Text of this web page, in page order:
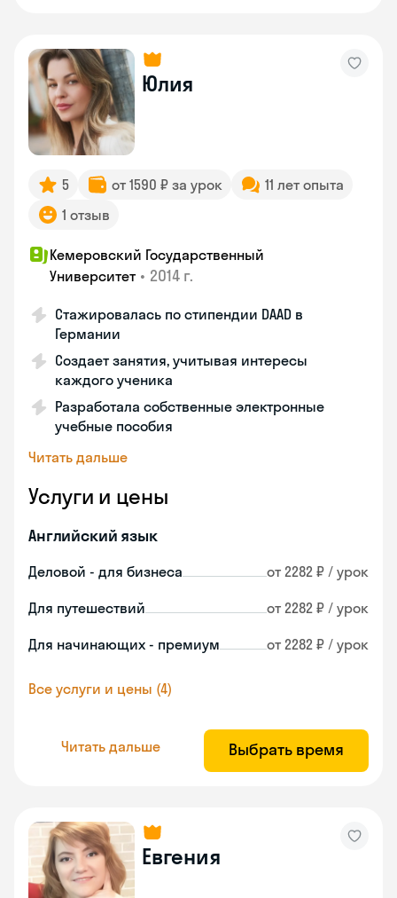
Юлия
5 от 1590 ₽ за урок
11 лет опыта
1 отзыв
Кемеровский Государственный
Университет • 2014 г.
Стажировалась по стипендии DAAD в
Германии
Создает занятия, учитывая интересы
каждого ученика
Разработала собственные электронные
учебные пособия
Читать дальше
Услуги и цены
Английский язык
Деловой - для бизнеса от 2282 ₽ / урок
Для путешествий от 2282 ₽ / урок
Для начинающих - премиум от 2282 ₽ / урок
Все услуги и цены (4)
Читать дальше Выбрать время
Евгения